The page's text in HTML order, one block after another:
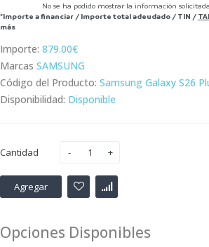
No se ha podido mostrar la información solicitada
*Importe a financiar / Importe total adeudado / TIN /
más
Importe: 879.00€
Marcas SAMSUNG
Código del Producto: Samsung Galaxy S26
Disponibilidad: Disponible
Cantidad
Agregar
Opciones Disponibles